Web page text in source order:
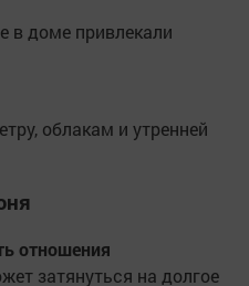
в доме привлекали
облакам и утренней
отношения
затянуться на долгое